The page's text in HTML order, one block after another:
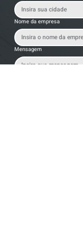
Nome da empresa
Mensagem